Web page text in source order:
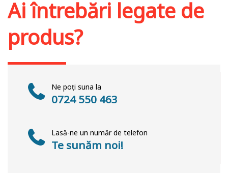
Ai întrebări legate de
produs?
Ne poți suna la
0724 550 463
Lasă-ne un număr de telefon
Te sunăm noi!